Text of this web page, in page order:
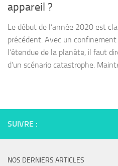
appareil ?
Le début de l’année 2020 est
précédent. Avec un
l’étendue de la planète, il faut
d’un scénario catastrophe.
SUIVRE :
NOS DERNIERS ARTICLES